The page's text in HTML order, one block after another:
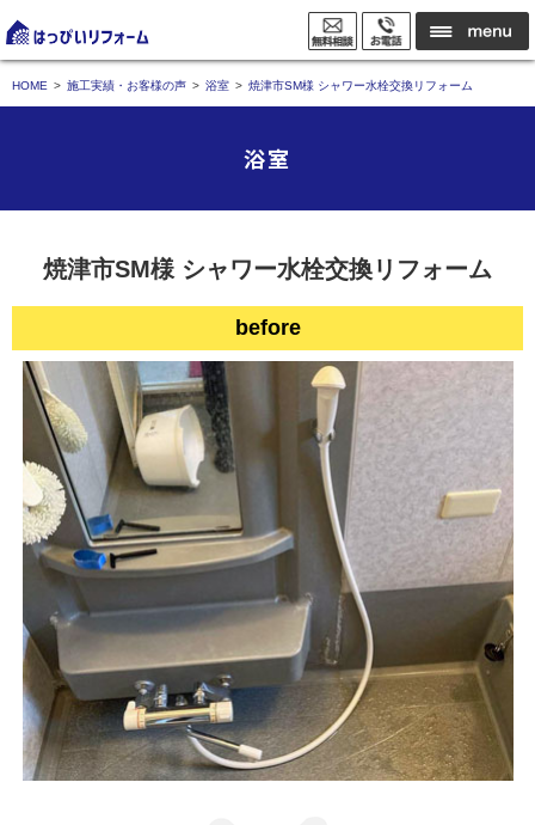
HOME 施工実績・お客様の声 浴室 焼津市SM様 シャワー水栓交換リフォーム
浴室
焼津市SM様 シャワー水栓交換リフォーム
before